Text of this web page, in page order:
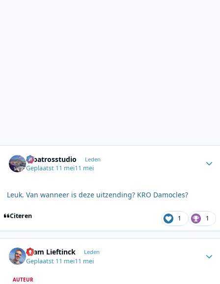
Albatrosstudio Leden
Geplaatst 11 mei11 mei
Leuk. Van wanneer is deze uitzending? KRO Damocles?
Citeren 1 1
Bram Lieftinck Leden
Geplaatst 11 mei11 mei
AUTEUR